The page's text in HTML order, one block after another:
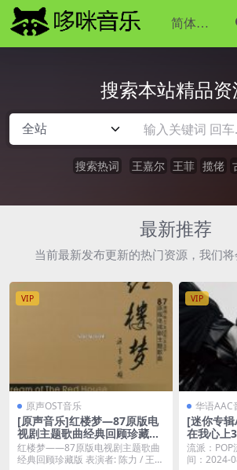
搜索本站精品
搜索热词 王嘉尔 王菲 揽佬
最新推荐
当前最新发布更新的热门资源，我们
VIP
原声OST音乐
[原声音乐]红楼梦—87原版电
视剧主题歌曲经典回顾珍藏版
[无损WAV 分轨]
红楼梦——87原版电视剧主题歌曲
经典回顾珍藏版 表演者: 陈力 / 王洁
VIP
华语AAC
[迷你专
在我心上
24)
流派：
间：2024-